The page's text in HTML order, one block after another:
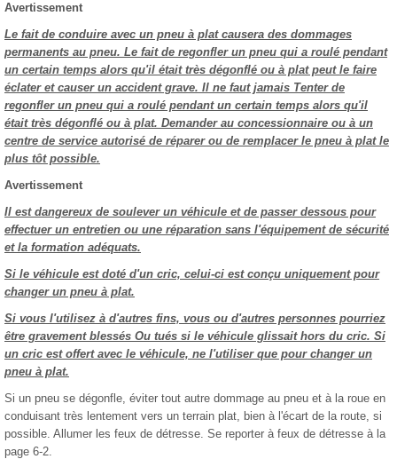
Avertissement
Le fait de conduire avec un pneu à plat causera des dommages
permanents au pneu. Le fait de regonfler un pneu qui a roulé pendant
un certain temps alors qu'il était très dégonflé ou à plat peut le faire
éclater et causer un accident grave. Il ne faut jamais Tenter de
regonfler un pneu qui a roulé pendant un certain temps alors qu'il
était très dégonflé ou à plat. Demander au concessionnaire ou à un
centre de service autorisé de réparer ou de remplacer le pneu à plat le
plus tôt possible.
Avertissement
Il est dangereux de soulever un véhicule et de passer dessous pour
effectuer un entretien ou une réparation sans l'équipement de sécurité
et la formation adéquats.
Si le véhicule est doté d'un cric, celui-ci est conçu uniquement pour
changer un pneu à plat.
Si vous l'utilisez à d'autres fins, vous ou d'autres personnes pourriez
être gravement blessés Ou tués si le véhicule glissait hors du cric. Si
un cric est offert avec le véhicule, ne l'utiliser que pour changer un
pneu à plat.
Si un pneu se dégonfle, éviter tout autre dommage au pneu et à la roue en
conduisant très lentement vers un terrain plat, bien à l'écart de la route, si
possible. Allumer les feux de détresse. Se reporter à feux de détresse à la
page 6-2.